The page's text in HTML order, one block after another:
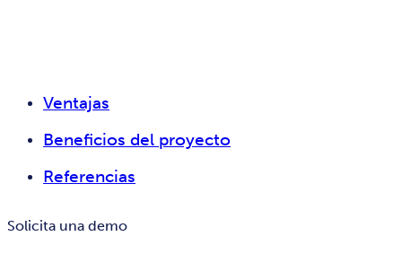
Ventajas
Beneficios del proyecto
Referencias
Solicita una demo